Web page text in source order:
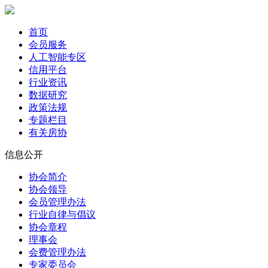
首页
会员服务
人工智能专区
信用平台
行业资讯
数据研究
政策法规
专题栏目
有关房协
信息公开
协会简介
协会领导
会员管理办法
行业自律与倡议
协会章程
理事会
会费管理办法
专家委员会